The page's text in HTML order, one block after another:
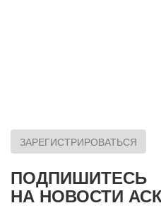
ЗАРЕГИСТРИРОВАТЬСЯ
ПОДПИШИТЕСЬ
НА НОВОСТИ